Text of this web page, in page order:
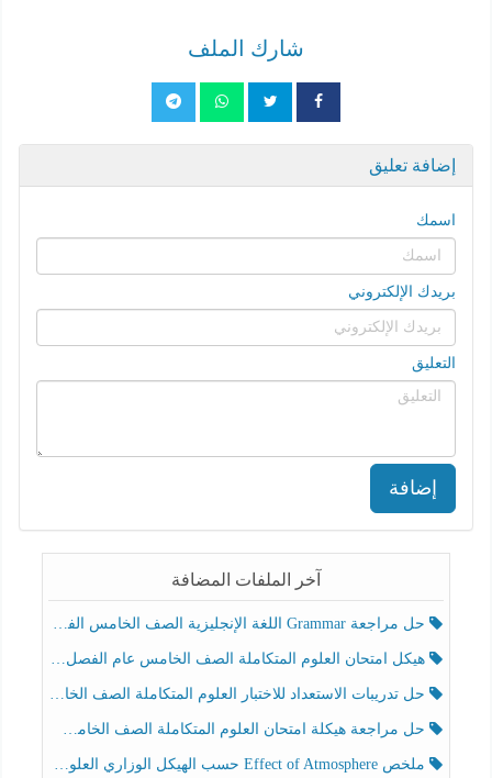
شارك الملف
إضافة تعليق
اسمك
بريدك الإلكتروني
التعليق
إضافة
آخر الملفات المضافة
حل مراجعة Grammar اللغة الإنجليزية الصف الخامس الفصل الثالث
هيكل امتحان العلوم المتكاملة الصف الخامس عام الفصل الدراسي الثالث 2025-2026
حل تدريبات الاستعداد للاختبار العلوم المتكاملة الصف الخامس عام الفصل الثالث
حل مراجعة هيكلة امتحان العلوم المتكاملة الصف الخامس انسبير الفصل الثالث
ملخص Effect of Atmosphere حسب الهيكل الوزاري العلوم المتكاملة الصف الخامس انسبير الفصل الثالث